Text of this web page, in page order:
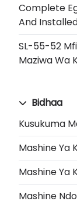
Complete
And
SL-55-52
Maziwa Wa
Bidhaa
Kusukuma
Mashine Ya
Mashine Ya
Mashine